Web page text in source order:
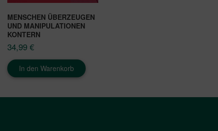
MENSCHEN ÜBERZEUGEN
UND MANIPULATIONEN
KONTERN
34,99 €
In den Warenkorb